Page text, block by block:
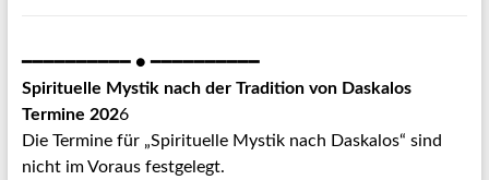
━━━━━━━━━━ ● ━━━━━━━━━━
Spirituelle Mystik nach der Tradition von Daskalos
Termine 2026
Die Termine für „Spirituelle Mystik nach Daskalos“ sind
nicht im Voraus festgelegt.